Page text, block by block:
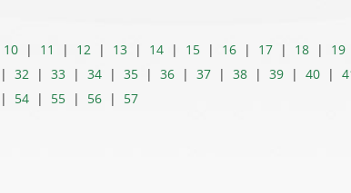
10 | 11 | 12 | 13 | 14 | 15 | 16 | 17 | 18 | 19
| 32 | 33 | 34 | 35 | 36 | 37 | 38 | 39 | 40 |
| 54 | 55 | 56 | 57